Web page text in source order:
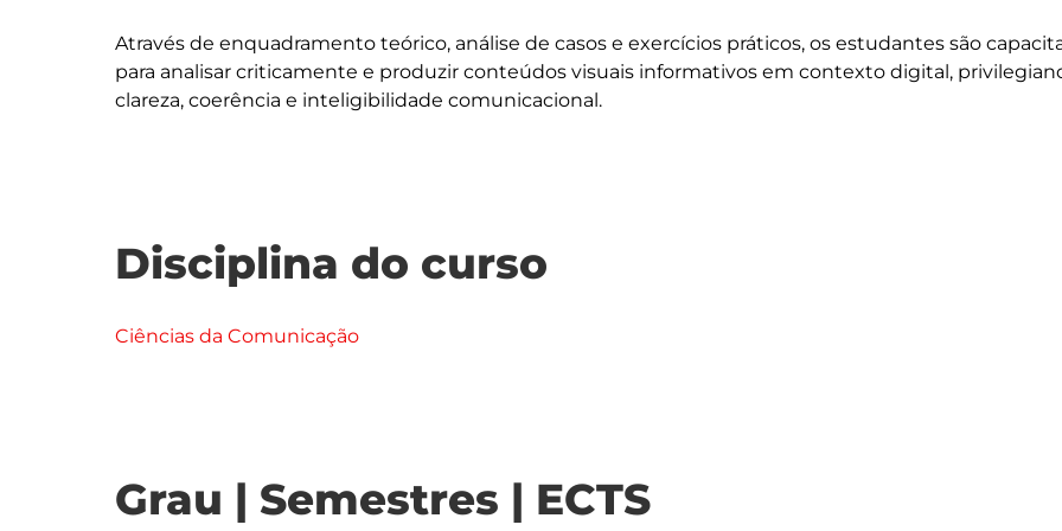
Através de enquadramento teórico, análise de casos e exercícios práticos, os estudantes são
para analisar criticamente e produzir conteúdos visuais informativos em contexto digital,
Disciplina do curso
Ciências da Comunicação
Grau | Semestres | ECTS